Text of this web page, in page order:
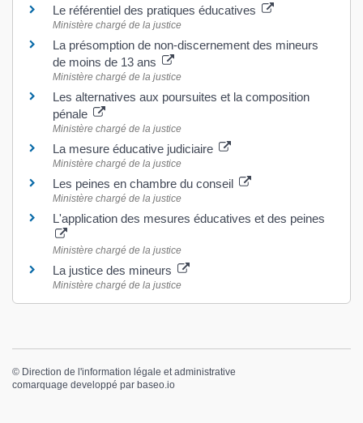
Le référentiel des pratiques éducatives
Ministère chargé de la justice
La présomption de non-discernement des mineurs
de moins de 13 ans
Ministère chargé de la justice
Les alternatives aux poursuites et la composition
pénale
Ministère chargé de la justice
La mesure éducative judiciaire
Ministère chargé de la justice
Les peines en chambre du conseil
Ministère chargé de la justice
L'application des mesures éducatives et des peines
Ministère chargé de la justice
La justice des mineurs
Ministère chargé de la justice
© Direction de l'information légale et administrative
comarquage developpé par baseo.io